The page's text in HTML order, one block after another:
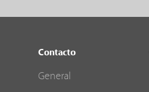
Contacto
General